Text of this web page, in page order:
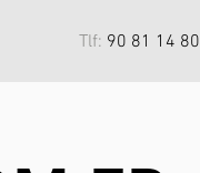
Tlf: 90 81 14 80